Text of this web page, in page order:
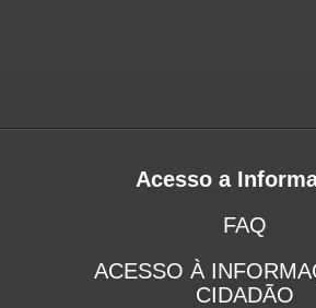
Acesso a
FAQ
ACESSO À
CIDADÃO